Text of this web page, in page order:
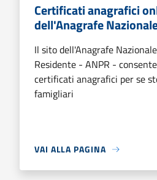
Certificati anagrafici
dell'Anagrafe
Il sito dell'Anagrafe
Residente - ANPR -
certificati anagrafici per se
famigliari
VAI ALLA PAGINA